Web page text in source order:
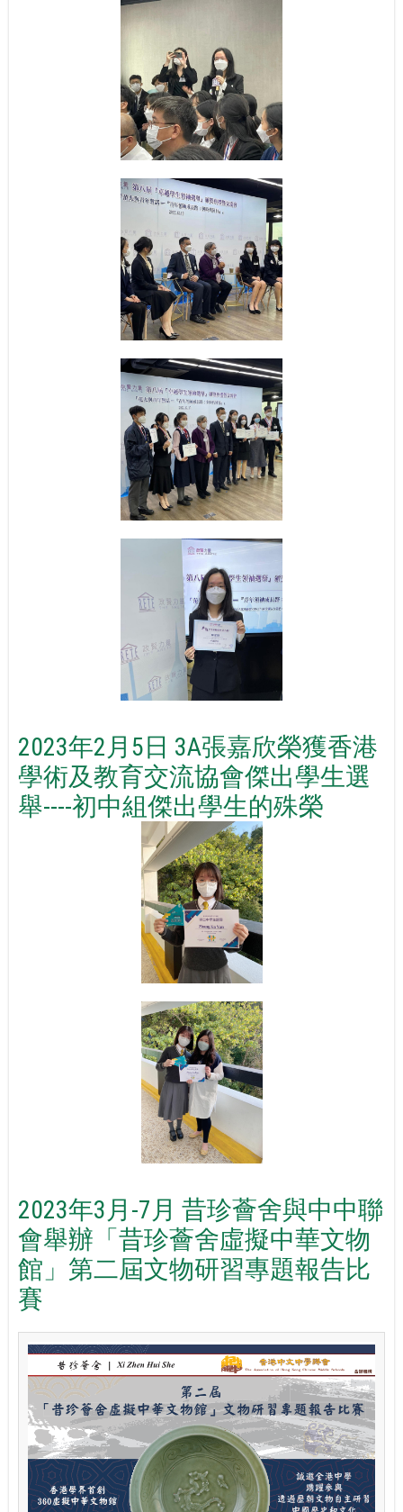
2023年2月5日 3A張嘉欣榮獲香港
學術及教育交流協會傑出學生選
舉----初中組傑出學生的殊榮
2023年3月-7月 昔珍薈舍與中中聯
會舉辦「昔珍薈舍虛擬中華文物
館」第二屆文物研習專題報告比
賽